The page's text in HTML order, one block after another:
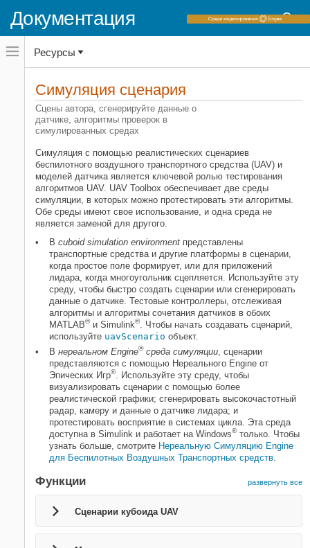
Документация
Переключатель
навигационного
меню
переключатель
навигационного
UAV Toolbox
Категория
Логарифмический анализ рейса
Симуляция сценария
Планирование и управляет
Обработка данных и визуализация
Поддержка MAVLink
UAV Toolbox Поддерживаемые
аппаратные средства
Ресурсы
Симуляция сценария
Сцены автора, сгенерируйте данные о
датчике, алгоритмы проверок в
симулированных средах
Симуляция с помощью реалистических сценариев
беспилотного воздушного транспортного средства (UAV) и
моделей датчика является ключевой ролью тестирования
алгоритмов UAV. UAV Toolbox обеспечивает две среды
симуляции, в которых можно протестировать эти алгоритмы.
Обе среды имеют свое использование, и одна среда не
является заменой для другого.
В cuboid simulation environment представлены
транспортные средства и другие платформы в сценарии,
когда простое поле формирует, или для приложений
лидара, когда многоугольник сцепляется. Используйте эту
среду, чтобы быстро создать сценарии или сгенерировать
данные о датчике. Тестовые контроллеры, отслеживая
алгоритмы и алгоритмы cочетания датчиков в обоих
MATLAB®и Simulink®. Чтобы начать создавать сценарий,
используйте uavScenario объект.
В нереальном Engine®среда симуляции, сценарии
представляются с помощью Нереального Engine от
Эпических Игр®. Используйте эту среду, чтобы
визуализировать сценарии с помощью более
реалистической графики; сгенерировать высокочастотный
радар, камеру и данные о датчике лидара; и
протестировать восприятие в системах цикла. Эта среда
доступна в Simulink и работает на Windows®только. Чтобы
узнать больше, смотрите Нереальную Симуляцию Engine
для Беспилотных Воздушных Транспортных средств.
Функции развернуть все
Сценарии кубоида UAV